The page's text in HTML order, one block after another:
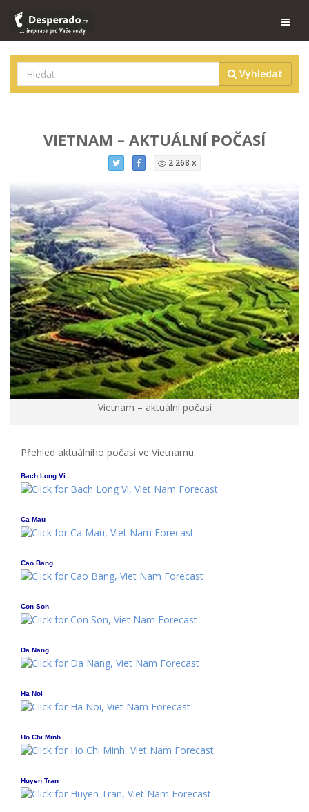
Vyhledat
VIETNAM – AKTUÁLNÍ POČASÍ
2 268 x
Vietnam – aktuální počasí
Přehled aktuálního počasí ve Vietnamu.
Bach Long Vi
Ca Mau
Cao Bang
Con Son
Da Nang
Ha Noi
Ho Chi Minh
Huyen Tran